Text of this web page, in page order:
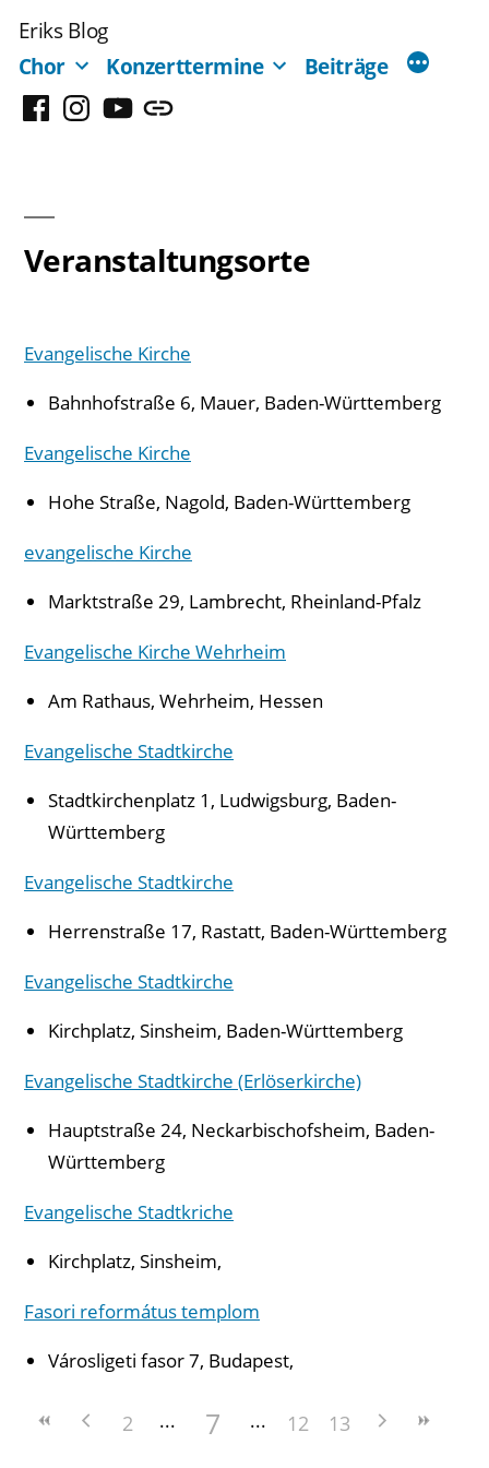
Inhalt
springen
Eriks Blog
Chor
Konzerttermine Beiträge
FacebookInstagram
YouTubeMastodon
Veranstaltungsorte
Evangelische Kirche
Bahnhofstraße 6, Mauer, Baden-Württemberg
Evangelische Kirche
Hohe Straße, Nagold, Baden-Württemberg
evangelische Kirche
Marktstraße 29, Lambrecht, Rheinland-Pfalz
Evangelische Kirche Wehrheim
Am Rathaus, Wehrheim, Hessen
Evangelische Stadtkirche
Stadtkirchenplatz 1, Ludwigsburg, Baden-
Württemberg
Evangelische Stadtkirche
Herrenstraße 17, Rastatt, Baden-Württemberg
Evangelische Stadtkirche
Kirchplatz, Sinsheim, Baden-Württemberg
Evangelische Stadtkirche (Erlöserkirche)
Hauptstraße 24, Neckarbischofsheim, Baden-
Württemberg
Evangelische Stadtkriche
Kirchplatz, Sinsheim,
Fasori református templom
Városligeti fasor 7, Budapest,
2 7 12 13